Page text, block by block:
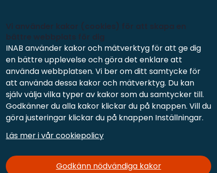
INAB använder kakor och mätverktyg för att ge dig
en bättre upplevelse och göra det enklare att
använda webbplatsen. Vi ber om ditt samtycke för
att använda dessa kakor och mätverktyg. Du kan
själv välja vilka typer av kakor som du samtycker till.
Godkänner du alla kakor klickar du på knappen. Vill du
göra justeringar klickar du på knappen Inställningar.
Läs mer i vår cookiepolicy
Godkänn nödvändiga kakor